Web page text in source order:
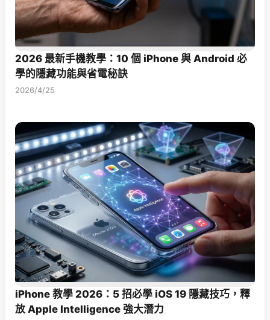
2026 最新手機教學：10 個 iPhone 與 Android 必
學的隱藏功能與省電秘訣
2026/4/25
iPhone 教學 2026：5 招必學 iOS 19 隱藏技巧，釋
放 Apple Intelligence 強大潛力